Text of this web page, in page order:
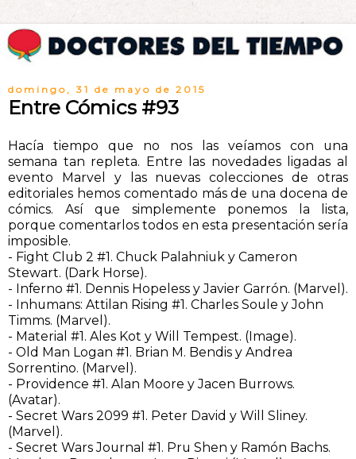
domingo, 31 de mayo de 2015
Entre Cómics #93
Hacía tiempo que no nos las veíamos con una
semana tan repleta. Entre las novedades ligadas al
evento Marvel y las nuevas colecciones de otras
editoriales hemos comentado más de una docena de
cómics. Así que simplemente ponemos la lista,
porque comentarlos todos en esta presentación sería
imposible.
- Fight Club 2 #1. Chuck Palahniuk y Cameron
Stewart. (Dark Horse).
- Inferno #1. Dennis Hopeless y Javier Garrón. (Marvel).
- Inhumans: Attilan Rising #1. Charles Soule y John
Timms. (Marvel).
- Material #1. Ales Kot y Will Tempest. (Image).
- Old Man Logan #1. Brian M. Bendis y Andrea
Sorrentino. (Marvel).
- Providence #1. Alan Moore y Jacen Burrows.
(Avatar).
- Secret Wars 2099 #1. Peter David y Will Sliney.
(Marvel).
- Secret Wars Journal #1. Pru Shen y Ramón Bachs.